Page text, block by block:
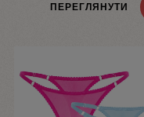
ПЕРЕГЛЯНУТИ